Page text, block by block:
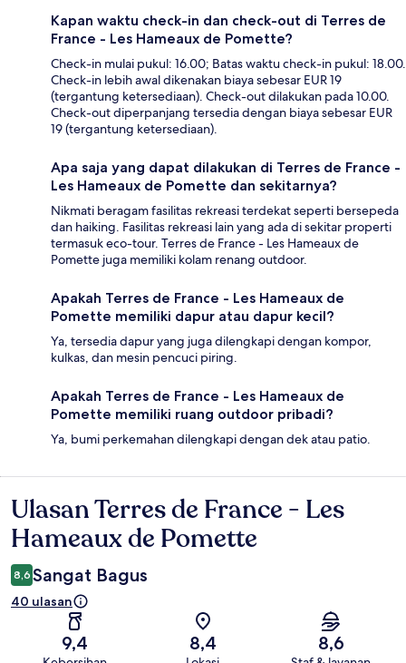
Kapan waktu check-in dan check-out di Terres de
France - Les Hameaux de Pomette?
Check-in mulai pukul: 16.00; Batas waktu check-in pukul: 18.00.
Check-in lebih awal dikenakan biaya sebesar EUR 19
(tergantung ketersediaan). Check-out dilakukan pada 10.00.
Check-out diperpanjang tersedia dengan biaya sebesar EUR
19 (tergantung ketersediaan).
Apa saja yang dapat dilakukan di Terres de France -
Les Hameaux de Pomette dan sekitarnya?
Nikmati beragam fasilitas rekreasi terdekat seperti bersepeda
dan haiking. Fasilitas rekreasi lain yang ada di sekitar properti
termasuk eco-tour. Terres de France - Les Hameaux de
Pomette juga memiliki kolam renang outdoor.
Apakah Terres de France - Les Hameaux de
Pomette memiliki dapur atau dapur kecil?
Ya, tersedia dapur yang juga dilengkapi dengan kompor,
kulkas, dan mesin pencuci piring.
Apakah Terres de France - Les Hameaux de
Pomette memiliki ruang outdoor pribadi?
Ya, bumi perkemahan dilengkapi dengan dek atau patio.
Ulasan
Ulasan Terres de France - Les
Hameaux de Pomette
8,6 Sangat Bagus
40 ulasan
9,4 8,4 8,6